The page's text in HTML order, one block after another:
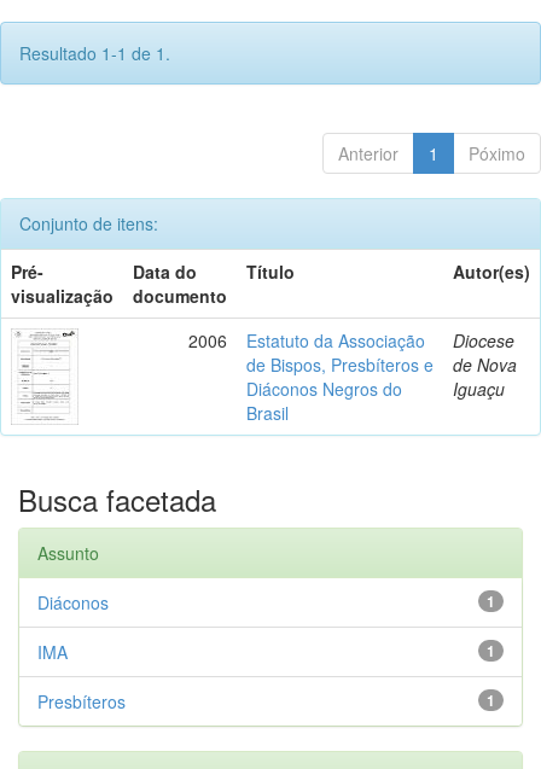
Resultado 1-1 de 1.
Anterior 1 Póximo
Conjunto de itens:
Pré-
visualização
Data do
documento
Título Autor(es)
2006
Estatuto da Associação
de Bispos, Presbíteros e
Diáconos Negros do
Brasil
Diocese
de Nova
Iguaçu
Busca facetada
Assunto
1
Diáconos
1
IMA
1
Presbíteros